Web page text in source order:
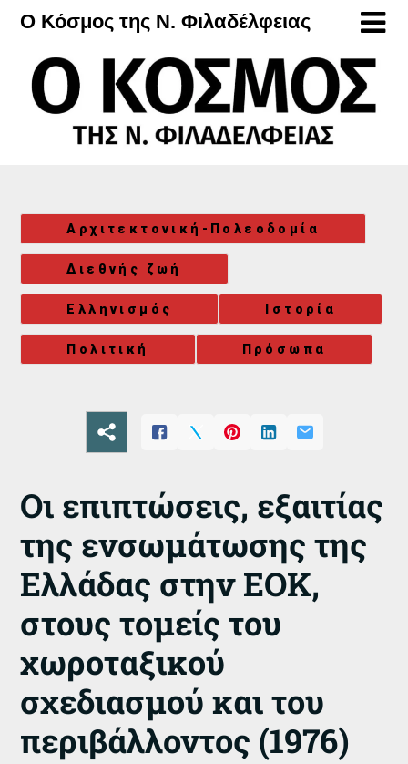
Μετάβαση
περιεχόμενο
Ο Κόσμος της Ν. Φιλαδέλφειας
Αρχιτεκτονική-Πολεοδομία
Διεθνής ζωή
Ελληνισμός Ιστορία
Πολιτική Πρόσωπα
Οι επιπτώσεις, εξαιτίας
της ενσωμάτωσης της
Ελλάδας στην ΕΟΚ,
στους τομείς του
χωροταξικού
σχεδιασμού και του
περιβάλλοντος (1976)